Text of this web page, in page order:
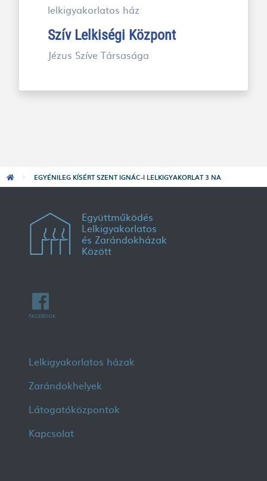
lelkigyakorlatos ház
Szív Lelkiségi Központ
Jézus Szíve Társasága
MorzsaEGYÉNILEG KÍSÉRT SZENT IGNÁC-I LELKIGYAKORLAT 3 NA
Együttműködés
Lelkigyakorlatos
és Zarándokházak
Között
FACEBOOK
Lábléc menü
Lelkigyakorlatos házak
Zarándokhelyek
Látogatóközpontok
Kapcsolat